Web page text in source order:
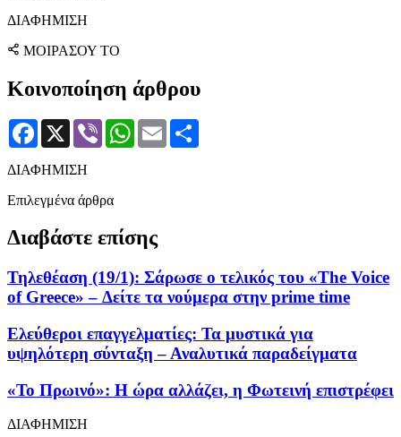
ΔΙΑΦΗΜΙΣΗ
ΜΟΙΡΑΣΟΥ ΤΟ
Κοινοποίηση άρθρου
Facebook
X Viber WhatsApp
Email
ΔΙΑΦΗΜΙΣΗ
Επιλεγμένα άρθρα
Διαβάστε επίσης
Τηλεθέαση (19/1): Σάρωσε ο τελικός του «The Voice
of Greece» – Δείτε τα νούμερα στην prime time
Ελεύθεροι επαγγελματίες: Τα μυστικά για
υψηλότερη σύνταξη – Αναλυτικά παραδείγματα
«Το Πρωινό»: Η ώρα αλλάζει, η Φωτεινή επιστρέφει
ΔΙΑΦΗΜΙΣΗ